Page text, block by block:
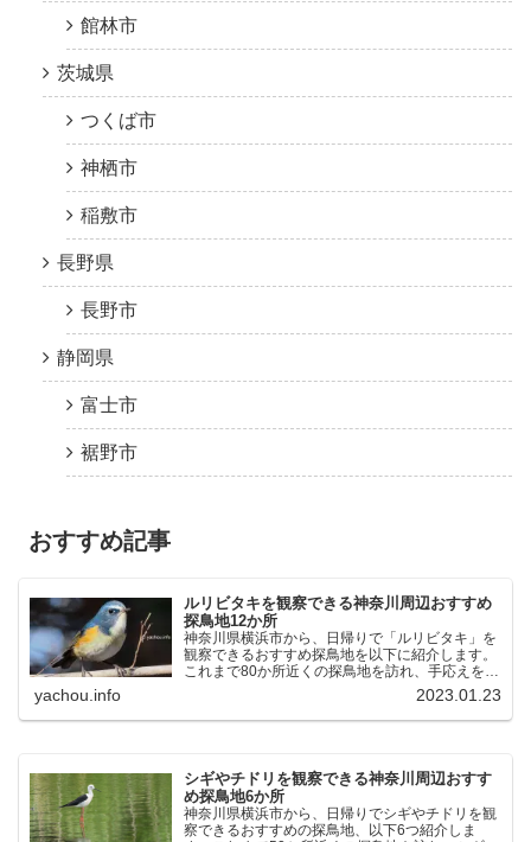
館林市
茨城県
つくば市
神栖市
稲敷市
長野県
長野市
静岡県
富士市
裾野市
おすすめ記事
ルリビタキを観察できる神奈川周辺おすすめ
探鳥地12か所
神奈川県横浜市から、日帰りで「ルリビタキ」を
観察できるおすすめ探鳥地を以下に紹介します。
これまで80か所近くの探鳥地を訪れ、手応えを感
じた場所です。以下、★ が多いほど観察しやす
く、出現頻度が高いと感じた場所です。 北本自然
観察公園：埼玉県...
yachou.info 2023.01.23
シギやチドリを観察できる神奈川周辺おすす
め探鳥地6か所
神奈川県横浜市から、日帰りでシギやチドリを観
察できるおすすめの探鳥地、以下6つ紹介しま